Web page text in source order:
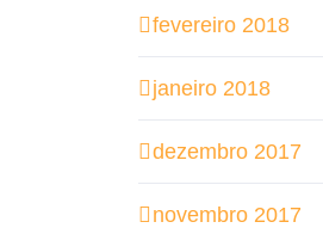
fevereiro 2018
janeiro 2018
dezembro 2017
novembro 2017